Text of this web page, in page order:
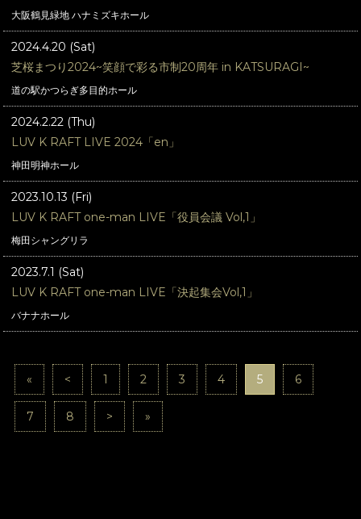
大阪鶴見緑地 ハナミズキホール
2024.4.20 (Sat)
芝桜まつり2024~笑顔で彩る市制20周年 in KATSURAGI~
道の駅かつらぎ多目的ホール
2024.2.22 (Thu)
LUV K RAFT LIVE 2024「en」
神田明神ホール
2023.10.13 (Fri)
LUV K RAFT one-man LIVE「役員会議 Vol,1」
梅田シャングリラ
2023.7.1 (Sat)
LUV K RAFT one-man LIVE「決起集会Vol,1」
バナナホール
« < 1 2 3 4 5 6
7 8 > »